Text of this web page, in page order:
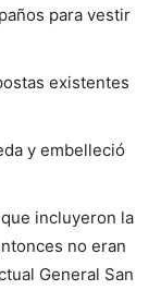
para vestir
existentes
y embelleció
incluyeron la
no eran
General San